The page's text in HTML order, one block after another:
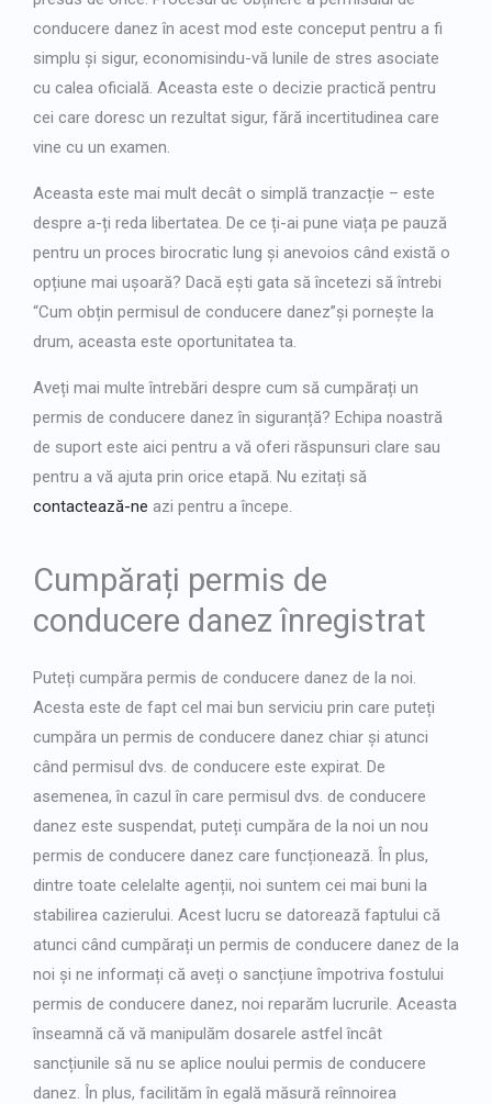
conducere danez în acest mod este conceput pentru a fi
simplu și sigur, economisindu-vă lunile de stres asociate
cu calea oficială. Aceasta este o decizie practică pentru
cei care doresc un rezultat sigur, fără incertitudinea care
vine cu un examen.
Aceasta este mai mult decât o simplă tranzacție – este
despre a-ți reda libertatea. De ce ți-ai pune viața pe pauză
pentru un proces birocratic lung și anevoios când există o
opțiune mai ușoară? Dacă ești gata să încetezi să întrebi
“Cum obțin permisul de conducere danez”și pornește la
drum, aceasta este oportunitatea ta.
Aveți mai multe întrebări despre cum să cumpărați un
permis de conducere danez în siguranță? Echipa noastră
de suport este aici pentru a vă oferi răspunsuri clare sau
pentru a vă ajuta prin orice etapă. Nu ezitați să
contactează-ne azi pentru a începe.
Cumpărați permis de
conducere danez înregistrat
Puteți cumpăra permis de conducere danez de la noi.
Acesta este de fapt cel mai bun serviciu prin care puteți
cumpăra un permis de conducere danez chiar și atunci
când permisul dvs. de conducere este expirat. De
asemenea, în cazul în care permisul dvs. de conducere
danez este suspendat, puteți cumpăra de la noi un nou
permis de conducere danez care funcționează. În plus,
dintre toate celelalte agenții, noi suntem cei mai buni la
stabilirea cazierului. Acest lucru se datorează faptului că
atunci când cumpărați un permis de conducere danez de la
noi și ne informați că aveți o sancțiune împotriva fostului
permis de conducere danez, noi reparăm lucrurile. Aceasta
înseamnă că vă manipulăm dosarele astfel încât
sancțiunile să nu se aplice noului permis de conducere
danez. În plus, facilităm în egală măsură reînnoirea